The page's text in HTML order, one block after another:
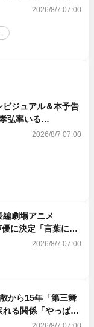
陣が集結！2026/8/7 07:00
ジュアル＆本予告
弘率いる
2026/8/7 07:00
劇場アニメ
に決定「言葉には
出しました」
2026/8/7 07:00
から15年「第三舞
る関係「やっぱり